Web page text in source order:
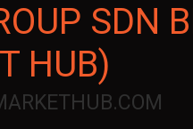
SDN
HUB)